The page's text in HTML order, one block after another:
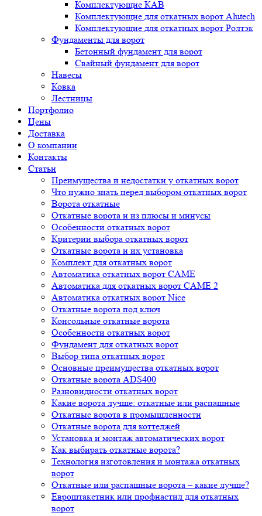
Комплектующие КАВ
Комплектующие для откатных ворот Alutech
Комплектующие для откатных ворот Ролтэк
Фундаменты для ворот
Бетонный фундамент для ворот
Свайный фундамент для ворот
Навесы
Ковка
Лестницы
Портфолио
Цены
Доставка
О компании
Контакты
Статьи
Преимущества и недостатки у откатных ворот
Что нужно знать перед выбором откатных ворот
Ворота откатные
Откатные ворота и из плюсы и минусы
Особенности откатных ворот
Критерии выбора откатных ворот
Откатные ворота и их установка
Комплект для откатных ворот
Автоматика откатных ворот CAME
Автоматика для откатных ворот CAME 2
Автоматика откатных ворот Nice
Откатные ворота под ключ
Консольные откатные ворота
Особенности откатных ворот
Фундамент для откатных ворот
Выбор типа откатных ворот
Основные преимущества откатных ворот
Откатные ворота ADS400
Разновидности откатных ворот
Какие ворота лучше: откатные или распашные
Откатные ворота в промышленности
Откатные ворота для коттеджей
Установка и монтаж автоматических ворот
Как выбирать откатные ворота?
Технология изготовления и монтажа откатных
ворот
Откатные или распашные ворота – какие лучше?
Евроштакетник или профнастил для откатных
ворот